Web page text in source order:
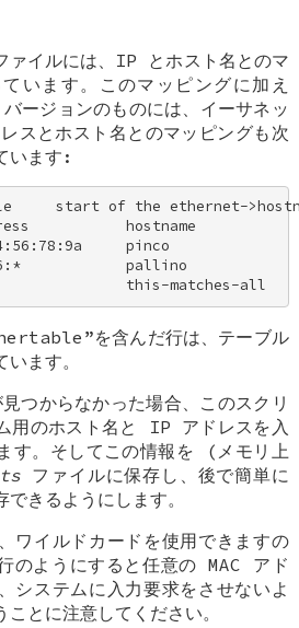
ァイルには、IP とホスト名とのマ
います。このマッピングに加え
バージョンのものには、イーサネッ
スとホスト名とのマッピングも次
います:
start of the ethernet-
hostname
pinco
pallino
this-matches-all
”を含んだ行は、テーブル
ます。
つからなかった場合、このスクリ
用のホスト名と IP アドレスを入
す。そしてこの情報を (メモリ上
ファイルに保存し、後で簡単に
きるようにします。
ワイルドカードを使用できますの
のようにすると任意の MAC アド
システムに入力要求をさせないよ
ことに注意してください。